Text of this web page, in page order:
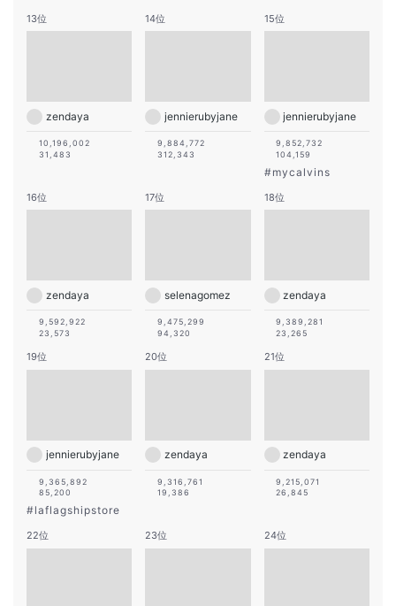
13位
zendaya
10,196,002
31,483
14位
jennierubyjane
9,884,772
312,343
15位
jennierubyjane
9,852,732
104,159
#mycalvins
16位
zendaya
9,592,922
23,573
17位
selenagomez
9,475,299
94,320
18位
zendaya
9,389,281
23,265
19位
jennierubyjane
9,365,892
85,200
#laflagshipstore
20位
zendaya
9,316,761
19,386
21位
zendaya
9,215,071
26,845
22位 23位 24位